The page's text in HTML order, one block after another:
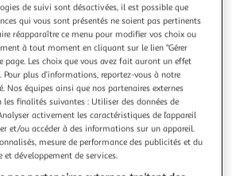
FACTORY
grand hôtel 14cm blanc
: Dimensions : D. 14 x H. 7 cm
: Moderne & Design Lot de
Forme ronde Contenance : 53 cl
: Blanc
3/4 jours
de suivi sont désactivées, il est possible que
qui vous sont présentés ne soient pas pertinents
réapparaître ce menu pour modifier vos choix ou
à tout moment en cliquant sur le lien "Gérer
page. Les choix que vous avez fait auront un effet
Pour plus d’informations, reportez-vous à notre
Nos équipes ainsi que nos partenaires externes
finalités suivantes : Utiliser des données de
activement les caractéristiques de l’appareil
et/ou accéder à des informations sur un appareil.
mesure de performance des publicités et du
et développement de services.